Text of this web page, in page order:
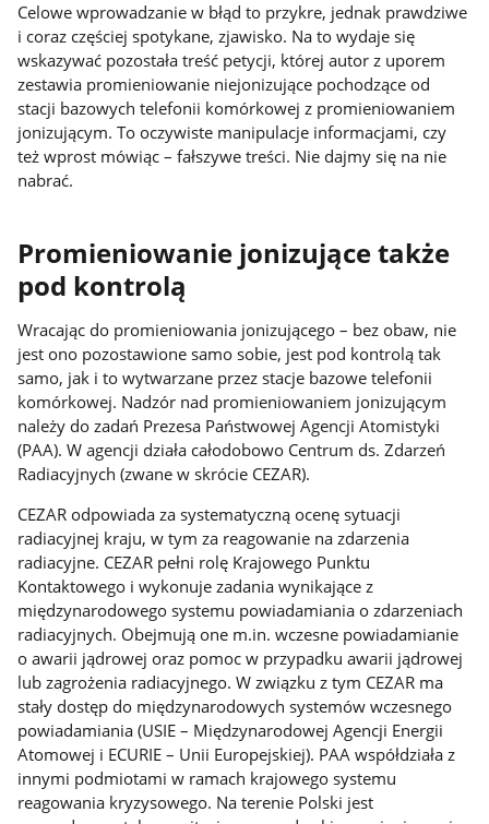
Celowe wprowadzanie w błąd to przykre, jednak prawdziwe
i coraz częściej spotykane, zjawisko. Na to wydaje się
wskazywać pozostała treść petycji, której autor z uporem
zestawia promieniowanie niejonizujące pochodzące od
stacji bazowych telefonii komórkowej z promieniowaniem
jonizującym. To oczywiste manipulacje informacjami, czy
też wprost mówiąc – fałszywe treści. Nie dajmy się na nie
nabrać.
Promieniowanie jonizujące także
pod kontrolą
Wracając do promieniowania jonizującego – bez obaw, nie
jest ono pozostawione samo sobie, jest pod kontrolą tak
samo, jak i to wytwarzane przez stacje bazowe telefonii
komórkowej. Nadzór nad promieniowaniem jonizującym
należy do zadań Prezesa Państwowej Agencji Atomistyki
(PAA). W agencji działa całodobowo Centrum ds. Zdarzeń
Radiacyjnych (zwane w skrócie CEZAR).
CEZAR odpowiada za systematyczną ocenę sytuacji
radiacyjnej kraju, w tym za reagowanie na zdarzenia
radiacyjne. CEZAR pełni rolę Krajowego Punktu
Kontaktowego i wykonuje zadania wynikające z
międzynarodowego systemu powiadamiania o zdarzeniach
radiacyjnych. Obejmują one m.in. wczesne powiadamianie
o awarii jądrowej oraz pomoc w przypadku awarii jądrowej
lub zagrożenia radiacyjnego. W związku z tym CEZAR ma
stały dostęp do międzynarodowych systemów wczesnego
powiadamiania (USIE – Międzynarodowej Agencji Energii
Atomowej i ECURIE – Unii Europejskiej). PAA współdziała z
innymi podmiotami w ramach krajowego systemu
reagowania kryzysowego. Na terenie Polski jest